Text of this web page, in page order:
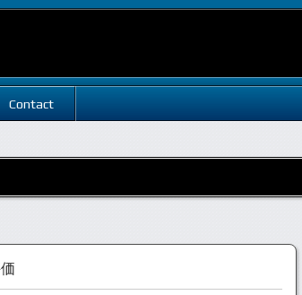
Contact